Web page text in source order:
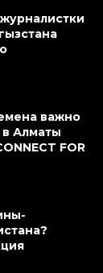
важно
в Алматы
FOR